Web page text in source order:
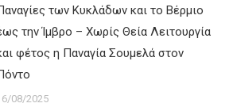
των Κυκλάδων και το Βέρμιο
την Ίμβρο – Χωρίς Θεία Λειτουργία
φέτος η Παναγία Σουμελά στον
08/2025